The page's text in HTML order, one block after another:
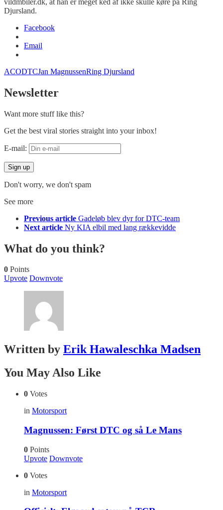
Djursland.
Facebook
Email
ACODTCJan MagnussenRing Djursland
Newsletter
Want more stuff like this?
Get the best viral stories straight into your inbox!
E-mail:
Don't worry, we don't spam
See more
Previous article Gadeløb blev dyr for DTC-team
Next article Ny KIA elbil med lang rækkevidde
What do you think?
0 Points
Upvote Downvote
Written by Erik Hawaleschka Madsen
You May Also Like
0 Votes
in Motorsport
Magnussen: Først DTC og så Le Mans
0 Points
Upvote Downvote
0 Votes
in Motorsport